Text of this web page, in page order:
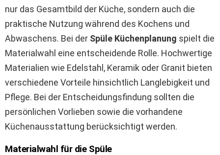
nur das Gesamtbild der Küche, sondern auch die
praktische Nutzung während des Kochens und
Abwaschens. Bei der Spüle Küchenplanung spielt die
Materialwahl eine entscheidende Rolle. Hochwertige
Materialien wie Edelstahl, Keramik oder Granit bieten
verschiedene Vorteile hinsichtlich Langlebigkeit und
Pflege. Bei der Entscheidungsfindung sollten die
persönlichen Vorlieben sowie die vorhandene
Küchenausstattung berücksichtigt werden.
Materialwahl für die Spüle